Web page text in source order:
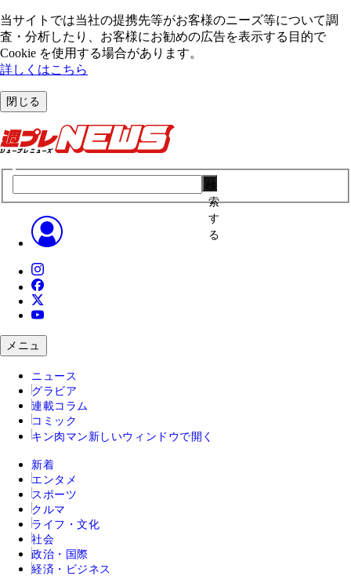
当サイトでは当社の提携先等がお客様のニーズ等について調
査・分析したり、お客様にお勧めの広告を表⽰する⽬的で
Cookie を使⽤する場合があります。
詳しくはこちら
閉じる
索
す
る
メニュ
ニュース
グラビア
連載コラム
コミック
キン肉マン 新しいウィンドウで開く
新着
エンタメ
スポーツ
クルマ
ライフ・文化
社会
政治・国際
経済・ビジネス